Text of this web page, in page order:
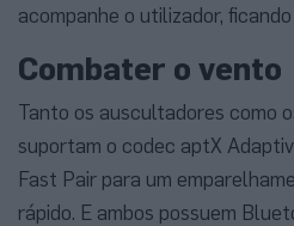
acompanhe o utilizador,
Combater o vento
Tanto os auscultadores como
suportam o codec aptX
Fast Pair para um
rápido. E ambos possuem